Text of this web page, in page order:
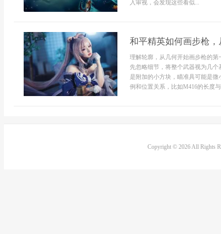
入审视，会发现这些看似...
和平精英如何画步枪
理解轮廓，从几何开始画步枪的
先忽略细节，将整个武器视为几
是附加的小方块，瞄准具可能是
例和位置关系，比如M416的长度
Copyright © 2026 All Rights